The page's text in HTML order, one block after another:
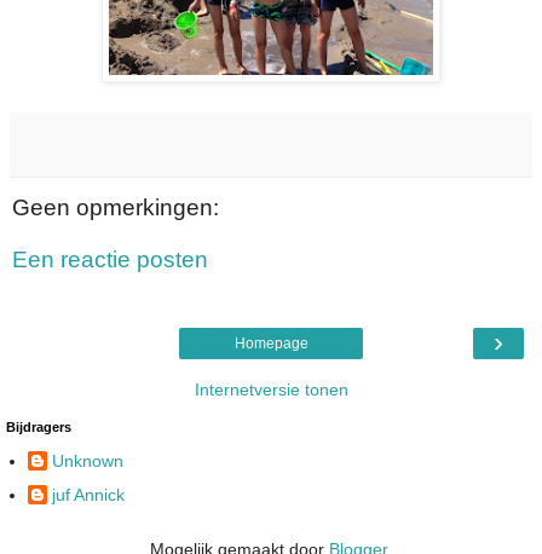
Geen opmerkingen:
Een reactie posten
›
Homepage
Internetversie tonen
Bijdragers
Unknown
juf Annick
Mogelijk gemaakt door Blogger.